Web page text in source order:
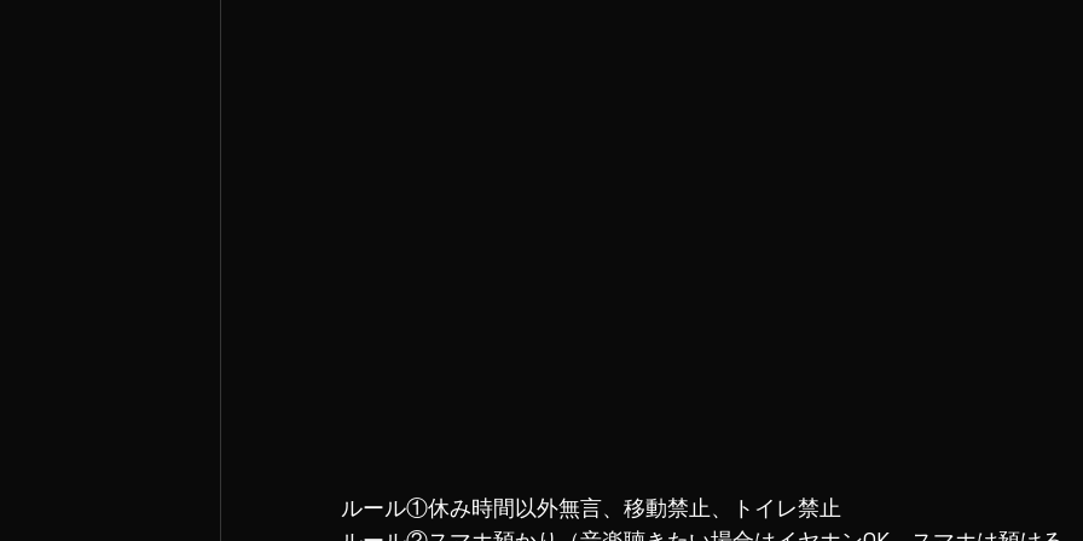
ルール①休み時間以外無言、移動禁止、トイレ禁止